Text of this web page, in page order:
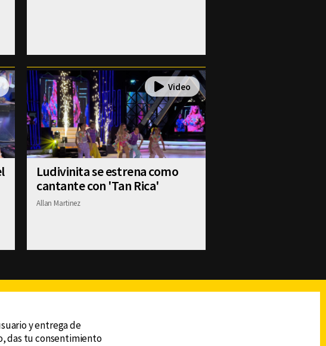
Ludivinita se estrena como
cantante con 'Tan Rica'
Allan Martinez
y entrega de
das tu consentimiento